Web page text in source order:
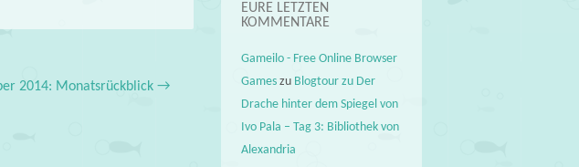
2014: Monatsrückblick→
EURE LETZTEN
KOMMENTARE
Gameilo - Free Online Browser
Games zu Blogtour zu Der
Drache hinter dem Spiegel von
Ivo Pala – Tag 3: Bibliothek von
Alexandria